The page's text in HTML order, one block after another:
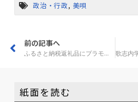
政治・行政, 美唄
前の記事へ
ふるさと納税返礼品にプラモデル 芦別市
紙面を読む